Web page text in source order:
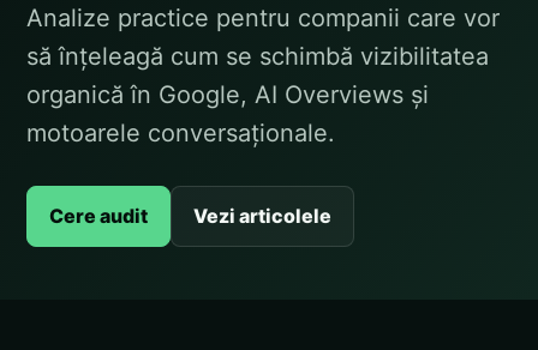
Analize practice pentru companii care vor
să înțeleagă cum se schimbă vizibilitatea
organică în Google, AI Overviews și
motoarele conversaționale.
Cere audit Vezi articolele